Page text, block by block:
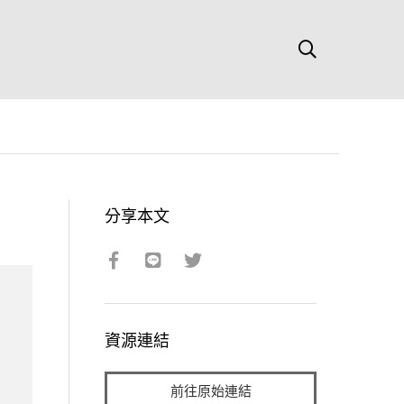
分享本文
資源連結
前往原始連結